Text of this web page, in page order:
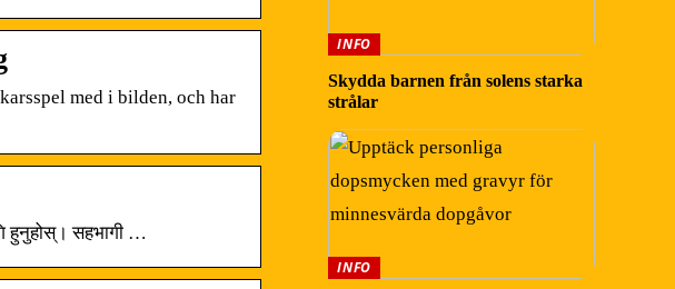
med i bilden, och har
हुनुहोस्। सहभागी …
INFO
Skydda barnen från solens starka
strålar
INFO